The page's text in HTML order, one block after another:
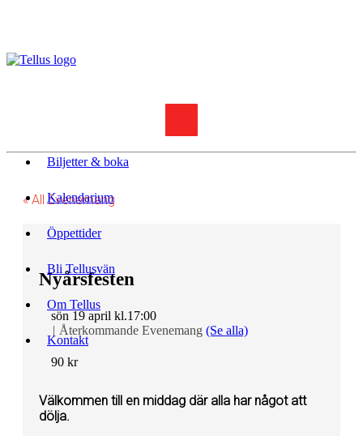
Biljetter & boka
Kalendarium
Öppettider
Bli Tellusvän
Om Tellus
Kontakt
« All Evenemang
Nyårsfesten
sön 19 april kl.17:00
| Återkommande Evenemang (Se alla)
90 kr
Välkommen till en middag där alla har något att
dölja.